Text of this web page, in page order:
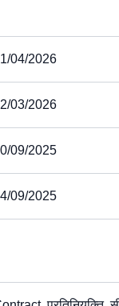
04/2026
03/2026
09/2025
09/2025